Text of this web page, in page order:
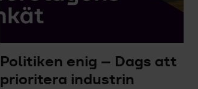
Politiken enig – Dags att
prioritera industrin